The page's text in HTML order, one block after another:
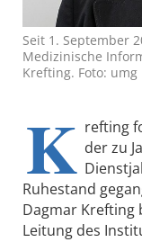
Seit 1. September
Medizinische
Krefting. Foto: umg
K refting
der zu
Ruhestand
Dagmar Krefting
Leitung des